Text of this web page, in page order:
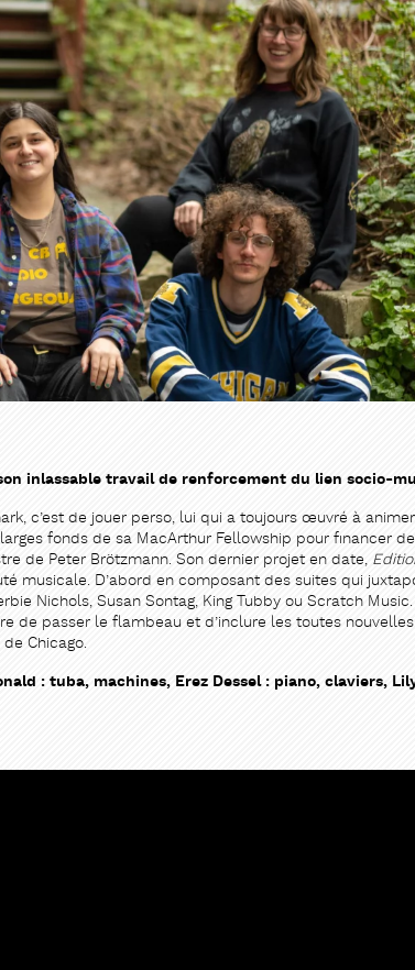
inlassable travail de renforcement du lien socio-
c’est de jouer perso, lui qui a toujours œuvré à
fonds de sa MacArthur Fellowship pour financer
de Peter Brötzmann. Son dernier projet en date,
musicale. D’abord en composant des suites qui
Nichols, Susan Sontag, King Tubby ou Scratch
de passer le flambeau et d’inclure les toutes nouvelles
Chicago.
: tuba, machines, Erez Dessel : piano, claviers,